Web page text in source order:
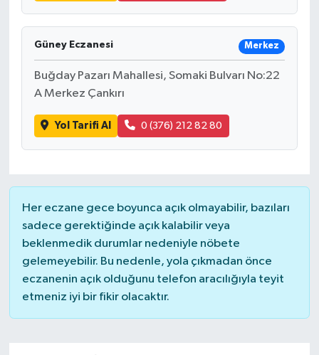
Güney Eczanesi Merkez
Buğday Pazarı Mahallesi, Somaki Bulvarı No:22
A Merkez Çankırı
Yol Tarifi Al 0 (376) 212 82 80
Her eczane gece boyunca açık olmayabilir, bazıları
sadece gerektiğinde açık kalabilir veya
beklenmedik durumlar nedeniyle nöbete
gelemeyebilir. Bu nedenle, yola çıkmadan önce
eczanenin açık olduğunu telefon aracılığıyla teyit
etmeniz iyi bir fikir olacaktır.